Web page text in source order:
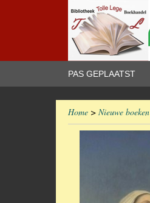
PAS GEPLAATST
Home > Nieuwe boeken